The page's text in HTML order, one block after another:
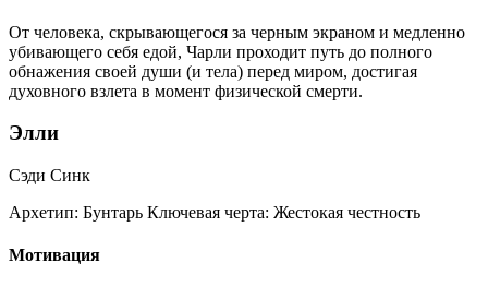
От человека, скрывающегося за черным экраном и медленно
убивающего себя едой, Чарли проходит путь до полного
обнажения своей души (и тела) перед миром, достигая
духовного взлета в момент физической смерти.
Элли
Сэди Синк
Архетип: Бунтарь Ключевая черта: Жестокая честность
Мотивация